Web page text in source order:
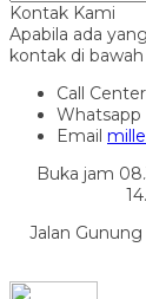
Kontak Kami
Apabila ada
kontak di bawah
Call Center
Whatsapp
Email
Buka jam
Jalan